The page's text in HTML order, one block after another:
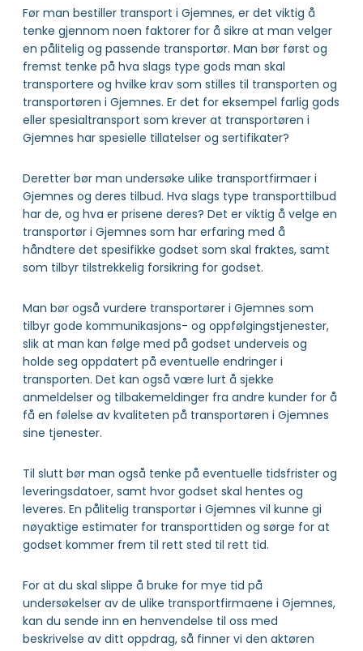
Før man bestiller transport i Gjemnes, er det viktig å
tenke gjennom noen faktorer for å sikre at man velger
en pålitelig og passende transportør. Man bør først og
fremst tenke på hva slags type gods man skal
transportere og hvilke krav som stilles til transporten og
transportøren i Gjemnes. Er det for eksempel farlig gods
eller spesialtransport som krever at transportøren i
Gjemnes har spesielle tillatelser og sertifikater?
Deretter bør man undersøke ulike transportfirmaer i
Gjemnes og deres tilbud. Hva slags type transporttilbud
har de, og hva er prisene deres? Det er viktig å velge en
transportør i Gjemnes som har erfaring med å
håndtere det spesifikke godset som skal fraktes, samt
som tilbyr tilstrekkelig forsikring for godset.
Man bør også vurdere transportører i Gjemnes som
tilbyr gode kommunikasjons- og oppfølgingstjenester,
slik at man kan følge med på godset underveis og
holde seg oppdatert på eventuelle endringer i
transporten. Det kan også være lurt å sjekke
anmeldelser og tilbakemeldinger fra andre kunder for å
få en følelse av kvaliteten på transportøren i Gjemnes
sine tjenester.
Til slutt bør man også tenke på eventuelle tidsfrister og
leveringsdatoer, samt hvor godset skal hentes og
leveres. En pålitelig transportør i Gjemnes vil kunne gi
nøyaktige estimater for transporttiden og sørge for at
godset kommer frem til rett sted til rett tid.
For at du skal slippe å bruke for mye tid på
undersøkelser av de ulike transportfirmaene i Gjemnes,
kan du sende inn en henvendelse til oss med
beskrivelse av ditt oppdrag, så finner vi den aktøren